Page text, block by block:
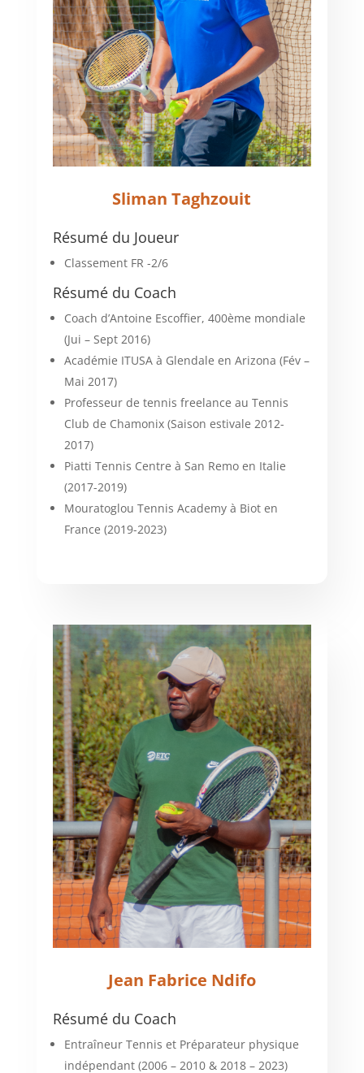
Sliman Taghzouit
Résumé du Joueur
Classement FR -2/6
Résumé du Coach
Coach d’Antoine Escoffier, 400ème mondiale
(Jui – Sept 2016)
Académie ITUSA à Glendale en Arizona (Fév –
Mai 2017)
Professeur de tennis freelance au Tennis
Club de Chamonix (Saison estivale 2012-
2017)
Piatti Tennis Centre à San Remo en Italie
(2017-2019)
Mouratoglou Tennis Academy à Biot en
France (2019-2023)
Jean Fabrice Ndifo
Résumé du Coach
Entraîneur Tennis et Préparateur physique
indépendant (2006 – 2010 & 2018 – 2023)